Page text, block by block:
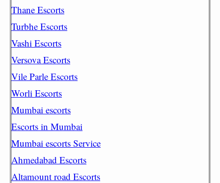
Thane Escorts
Turbhe Escorts
Vashi Escorts
Versova Escorts
Vile Parle Escorts
Worli Escorts
Mumbai escorts
Escorts in Mumbai
Mumbai escorts Service
Ahmedabad Escorts
Altamount road Escorts